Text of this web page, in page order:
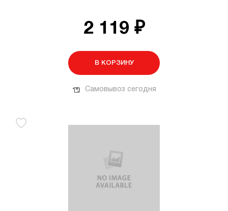
2 119 ₽
В КОРЗИНУ
Самовывоз сегодня